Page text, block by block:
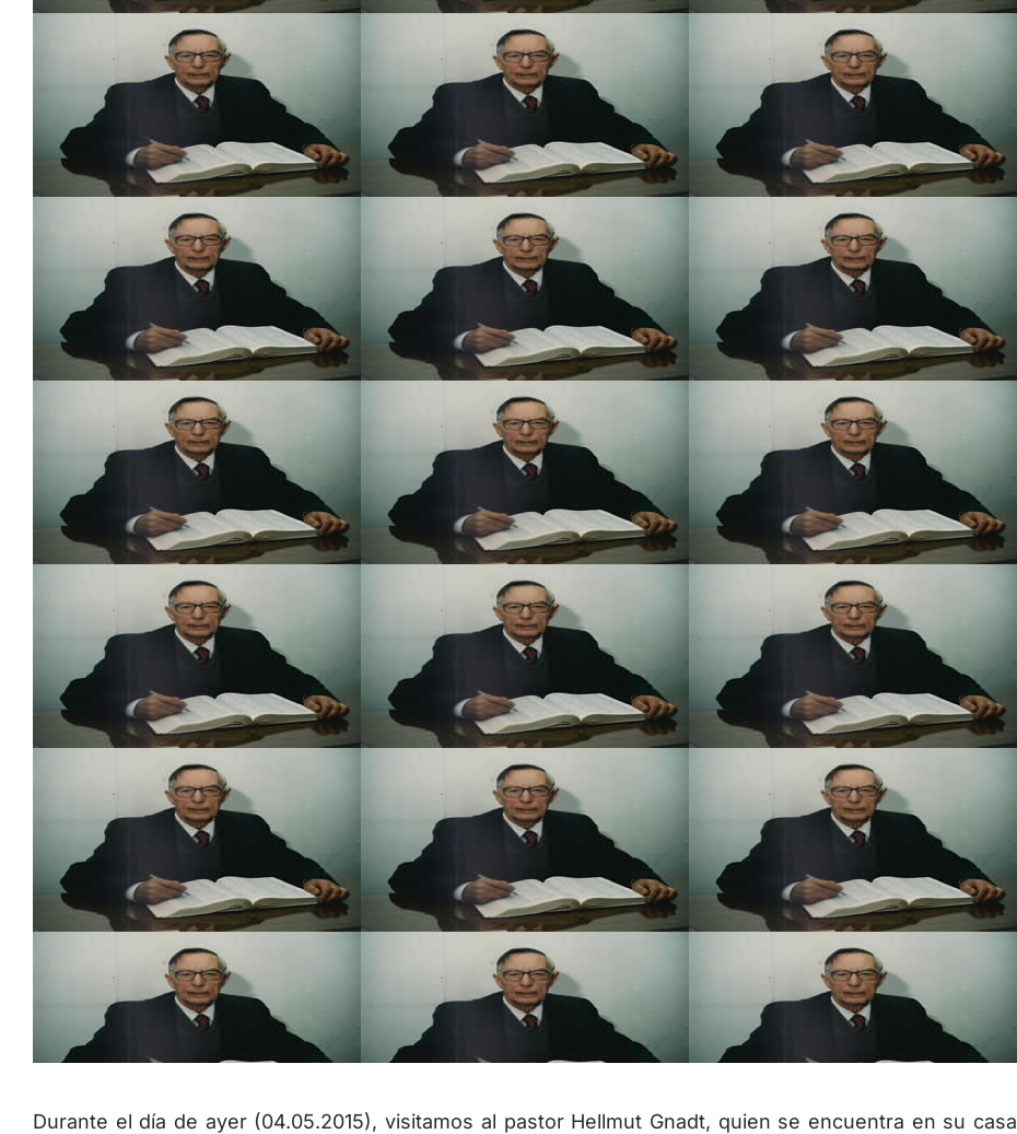
Durante el día de ayer (04.05.2015), visitamos al pastor Hellmut Gnadt, quien se encuentra en su casa